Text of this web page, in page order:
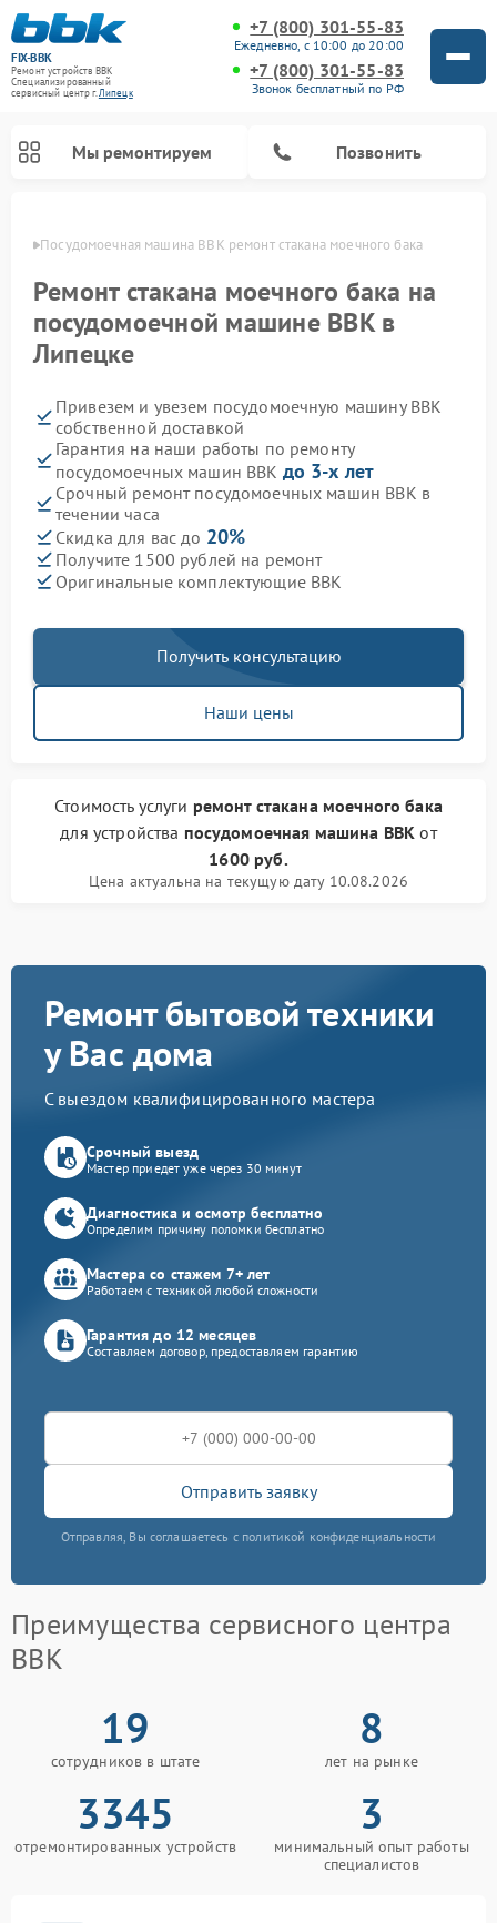
FIX-BBK
Ремонт устройств BBK
Специализированный
cервисный центр г.Липецк
+7 (800) 301-55-83
Ежедневно, с 10:00 до 20:00
+7 (800) 301-55-83
Звонок бесплатный по РФ
Мы ремонтируем Позвонить
Посудомоечная машина BBK ремонт стакана моечного бака
Ремонт стакана моечного бака на
посудомоечной машине BBK в
Липецке
Привезем и увезем посудомоечную машину BBK
собственной доставкой
Гарантия на наши работы по ремонту
посудомоечных машин BBK до 3-х лет
Срочный ремонт посудомоечных машин BBK в
течении часа
Скидка для вас до 20%
Получите 1500 рублей на ремонт
Оригинальные комплектующие BBK
Получить консультацию
Наши цены
Стоимость услуги ремонт стакана моечного бака
для устройства посудомоечная машина BBK от
1600 руб.
Цена актуальна на текущую дату 10.08.2026
Ремонт бытовой техники
у Вас дома
С выездом квалифицированного мастера
Срочный выезд
Мастер приедет уже через 30 минут
Диагностика и осмотр бесплатно
Определим причину поломки бесплатно
Мастера со стажем 7+ лет
Работаем с техникой любой сложности
Гарантия до 12 месяцев
Составляем договор, предоставляем гарантию
Отправить заявку
Отправляя, Вы соглашаетесь с политикой конфиденциальности
Преимущества сервисного центра
BBK
19
сотрудников в штате
8
лет на рынке
3345
отремонтированных устройств
3
минимальный опыт работы
специалистов